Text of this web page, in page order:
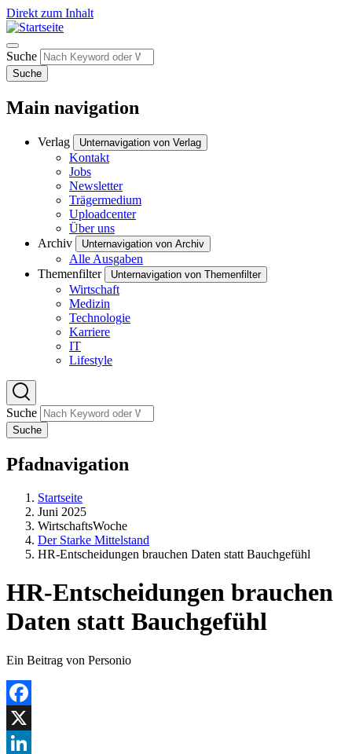
Direkt zum Inhalt
Suche
Suche
Main navigation
Verlag Unternavigation von Verlag
Kontakt
Jobs
Newsletter
Trägermedium
Uploadcenter
Über uns
Archiv
Unternavigation von Archiv
Alle Ausgaben
Themenfilter
Unternavigation von Themenfilter
Wirtschaft
Medizin
Technologie
Karriere
IT
Lifestyle
Suche
Suche
Pfadnavigation
Startseite
Juni 2025
WirtschaftsWoche
Der Starke Mittelstand
HR-Entscheidungen brauchen Daten statt Bauchgefühl
HR-Entscheidungen brauchen
Daten statt Bauchgefühl
Ein Beitrag von Personio
Facebook
X